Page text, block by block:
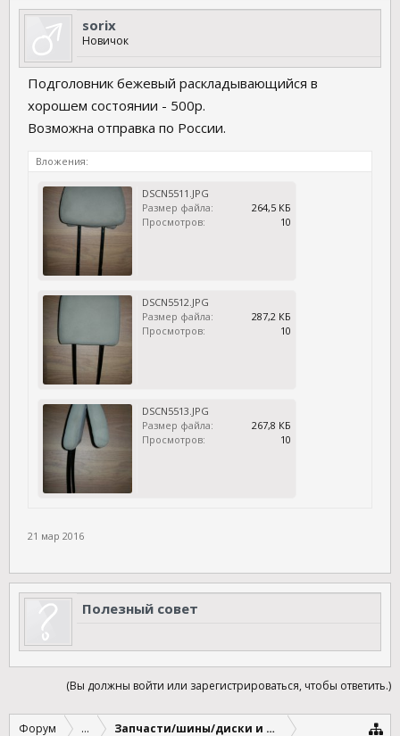
sorix
Новичок
Подголовник бежевый раскладывающийся в
хорошем состоянии - 500р.
Возможна отправка по России.
Вложения:
DSCN5511.JPG
Размер файла:
264,5 КБ
Просмотров:
10
DSCN5512.JPG
Размер файла:
287,2 КБ
Просмотров:
10
DSCN5513.JPG
Размер файла:
267,8 КБ
Просмотров:
10
21 мар 2016
Полезный совет
(Вы должны войти или зарегистрироваться, чтобы ответить.)
Форум ... Запчасти/шины/диски и другое